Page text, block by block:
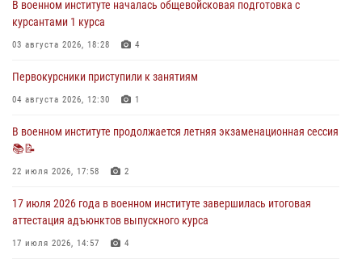
29 июля 2026 года курсанты военного института успешно сдали
экзамен по вождению
29 июля 2026, 06:41 6
28 июля 2026 года в военном институте организована беседа и
праздничный молебен
В военном институте завершается летняя экзаменационная сессия
28 июля 2026, 10:41
В военном институте началась общевойсковая подготовка с
курсантами 1 курса
03 августа 2026, 18:28 4
Первокурсники приступили к занятиям
04 августа 2026, 12:30 1
В военном институте продолжается летняя экзаменационная сессия
📚📝
22 июля 2026, 17:58 2
17 июля 2026 года в военном институте завершилась итоговая
аттестация адъюнктов выпускного курса
17 июля 2026, 14:57 4